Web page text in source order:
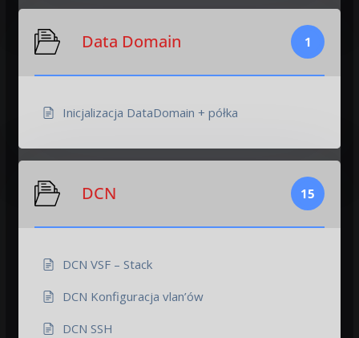
Data Domain 1
Inicjalizacja DataDomain + półka
DCN 15
DCN VSF – Stack
DCN Konfiguracja vlan’ów
DCN SSH